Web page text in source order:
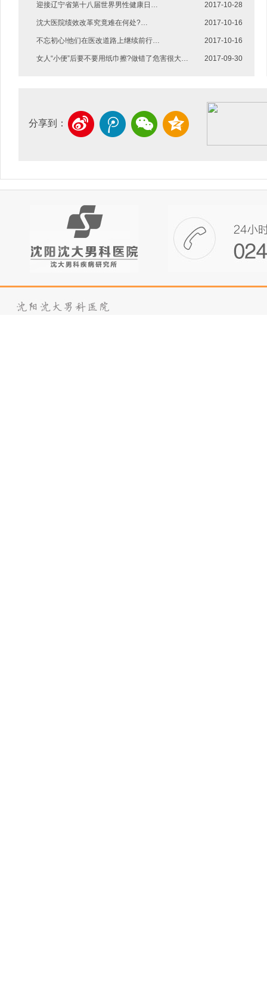
迎接辽宁省第十八届世界男性健康日… 2017-10-28
沈大医院绩效改革究竟难在何处?… 2017-10-16
不忘初心!他们在医改道路上继续前行… 2017-10-16
女人“小便”后要不要用纸巾擦?做错了危害很大… 2017-09-30
分享到：